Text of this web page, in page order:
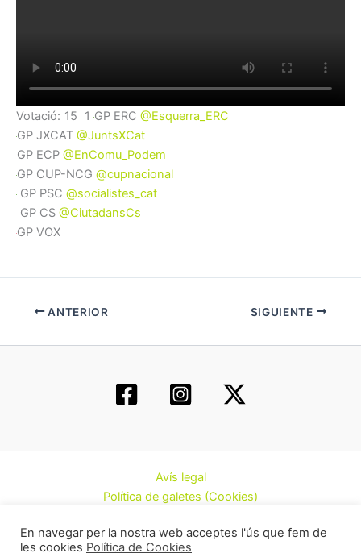
Votació: 15 1 GP ERC @Esquerra_ERC
GP JXCAT @JuntsXCat
GP ECP @EnComu_Podem
GP CUP-NCG @cupnacional
GP PSC @socialistes_cat
GP CS @CiutadansCs
GP VOX
ANTERIOR SIGUIENTE
Avís legal
Política de galetes (Cookies)
Contacte
En navegar per la nostra web acceptes l'ús que fem de
les cookies Política de Cookies